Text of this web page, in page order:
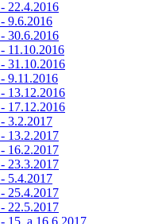
22.4.2016
9.6.2016
30.6.2016
11.10.2016
31.10.2016
9.11.2016
13.12.2016
17.12.2016
3.2.2017
13.2.2017
16.2.2017
23.3.2017
5.4.2017
25.4.2017
22.5.2017
15. a 16.6.2017